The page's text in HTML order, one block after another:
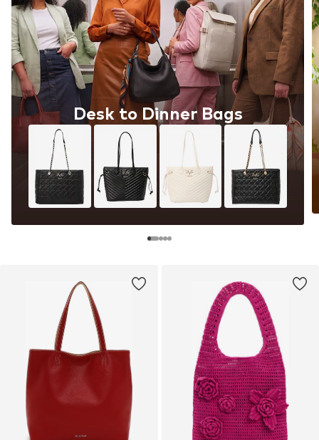
Desk to Dinner Bags